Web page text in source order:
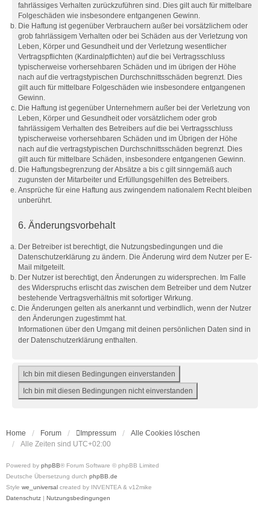
fahrlässiges Verhalten zurückzuführen sind. Dies gilt auch für mittelbare
Folgeschäden wie insbesondere entgangenen Gewinn.
Die Haftung ist gegenüber Verbrauchern außer bei vorsätzlichem oder
grob fahrlässigem Verhalten oder bei Schäden aus der Verletzung von
Leben, Körper und Gesundheit und der Verletzung wesentlicher
Vertragspflichten (Kardinalpflichten) auf die bei Vertragsschluss
typischerweise vorhersehbaren Schäden und im übrigen der Höhe
nach auf die vertragstypischen Durchschnittsschäden begrenzt. Dies
gilt auch für mittelbare Folgeschäden wie insbesondere entgangenen
Gewinn.
Die Haftung ist gegenüber Unternehmern außer bei der Verletzung von
Leben, Körper und Gesundheit oder vorsätzlichem oder grob
fahrlässigem Verhalten des Betreibers auf die bei Vertragsschluss
typischerweise vorhersehbaren Schäden und im Übrigen der Höhe
nach auf die vertragstypischen Durchschnittsschäden begrenzt. Dies
gilt auch für mittelbare Schäden, insbesondere entgangenen Gewinn.
Die Haftungsbegrenzung der Absätze a bis c gilt sinngemäß auch
zugunsten der Mitarbeiter und Erfüllungsgehilfen des Betreibers.
Ansprüche für eine Haftung aus zwingendem nationalem Recht bleiben
unberührt.
6. Änderungsvorbehalt
Der Betreiber ist berechtigt, die Nutzungsbedingungen und die
Datenschutzerklärung zu ändern. Die Änderung wird dem Nutzer per E-
Mail mitgeteilt.
Der Nutzer ist berechtigt, den Änderungen zu widersprechen. Im Falle
des Widerspruchs erlischt das zwischen dem Betreiber und dem Nutzer
bestehende Vertragsverhältnis mit sofortiger Wirkung.
Die Änderungen gelten als anerkannt und verbindlich, wenn der Nutzer
den Änderungen zugestimmt hat.
Informationen über den Umgang mit deinen persönlichen Daten sind in
der Datenschutzerklärung enthalten.
Home Forum Impressum
Alle Cookies löschen
Alle Zeiten sind UTC+02:00
Powered by phpBB® Forum Software © phpBB Limited
Deutsche Übersetzung durch phpBB.de
Style we_universal created by INVENTEA & v12mike
Datenschutz | Nutzungsbedingungen